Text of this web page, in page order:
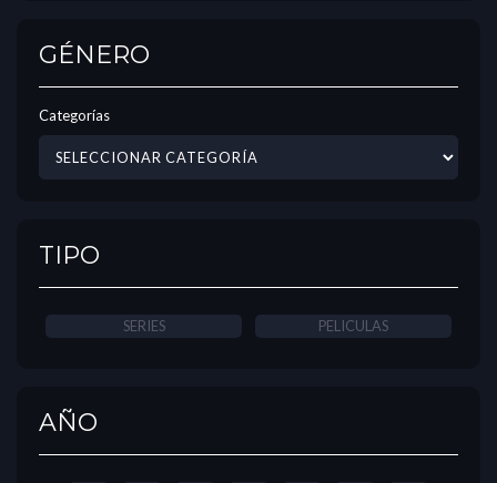
GÉNERO
Categorías
TIPO
SERIES PELICULAS
AÑO